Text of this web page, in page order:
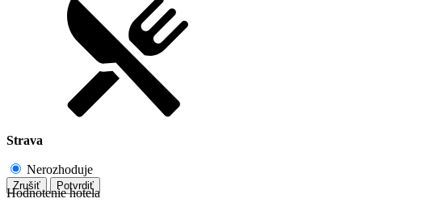
Strava
Nerozhoduje
Zrušiť Potvrdiť
Hodnotenie hotela